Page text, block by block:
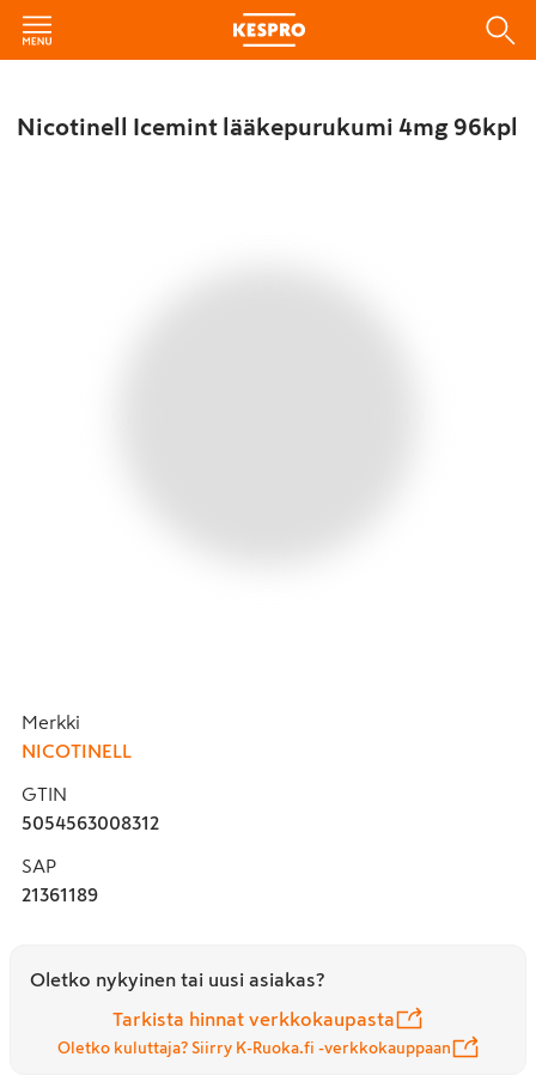
Nicotinell Icemint lääkepurukumi 4mg 96kpl
Merkki
NICOTINELL
GTIN
5054563008312
SAP
21361189
Oletko nykyinen tai uusi asiakas?
Tarkista hinnat verkkokaupasta
Oletko kuluttaja? Siirry K-Ruoka.fi -verkkokauppaan